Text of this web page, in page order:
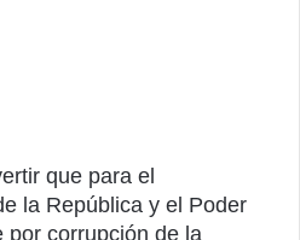
que para el
la República y el Poder
por corrupción de la